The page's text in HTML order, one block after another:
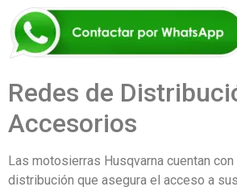
Redes de
Accesorios
Las motosierras Husqvarna cuentan
distribución que asegura el acceso a